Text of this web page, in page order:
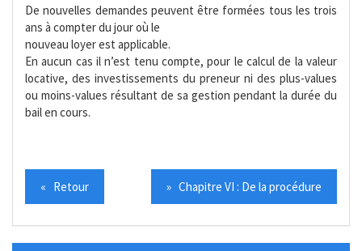
De nouvelles demandes peuvent être formées tous les trois
ans à compter du jour où le
nouveau loyer est applicable.
En aucun cas il n’est tenu compte, pour le calcul de la valeur
locative, des investissements du preneur ni des plus-values
ou moins-values résultant de sa gestion pendant la durée du
bail en cours.
« Retour » Chapitre VI : De la procédure